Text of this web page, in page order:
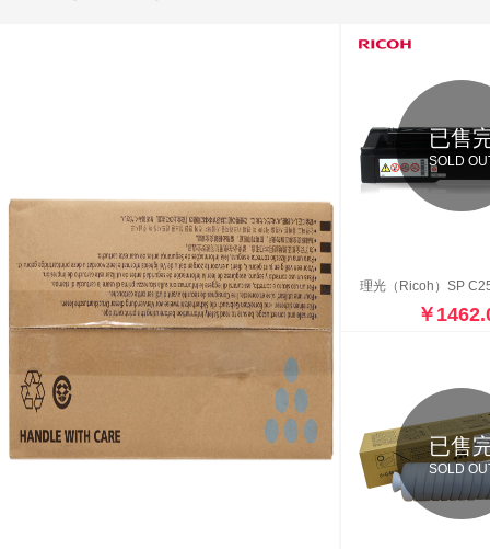
已售
SOLD
￥
已售
SOLD